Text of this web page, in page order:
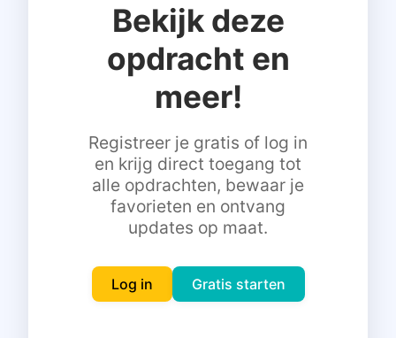
Inloggen
Gratis starten
Bekijk deze
opdracht en
meer!
Registreer je gratis of log in
en krijg direct toegang tot
alle opdrachten, bewaar je
favorieten en ontvang
updates op maat.
Log in Gratis starten